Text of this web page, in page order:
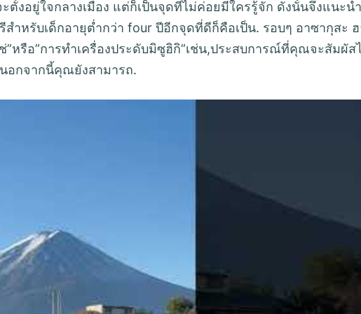
งอยู่ใจกลางเมือง แต่ก็เป็นจุดที่ไม่ค่อยมีใครรู้จัก ดังนั้นจึงแนะนำ
ำหรับเด็กอายุต่ำกว่า four ปีอีกจุดที่ดีก็คือเป็น. รอบๆ อาซากุสะ
”หรือ”การทำเครื่องประดับมิซูฮิกิ”เช่น,ประสบการณ์ที่คุณจะสัมผัส
อกจากนี้คุณยังสามารถ.